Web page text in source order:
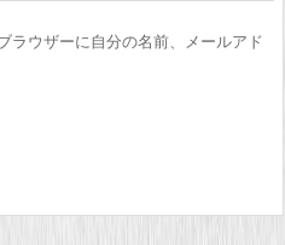
ラウザーに自分の名前、メールアド